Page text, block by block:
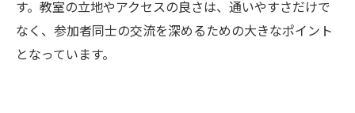
す。教室の立地やアクセスの良さは、通いやすさだけで
なく、参加者同士の交流を深めるための大きなポイント
となっています。